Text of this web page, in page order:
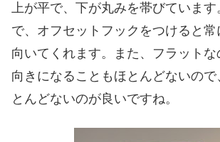
上が平で、下が丸みを帯びていま
で、オフセットフックをつけると
向いてくれます。また、フラット
向きになることもほとんどないの
とんどないのが良いですね。